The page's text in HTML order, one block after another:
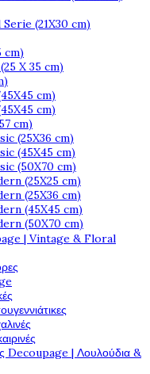
(21X30 cm)
cm)
X 35 cm)
cm)
cm)
cm)
(25X36 cm)
(45X45 cm)
(50X70 cm)
(25X25 cm)
(25X36 cm)
(45X45 cm)
(50X70 cm)
| Vintage & Floral
Decoupage | Λουλούδια &